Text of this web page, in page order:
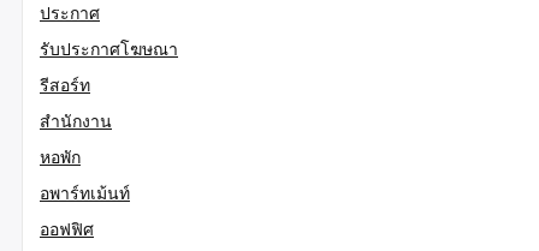
ประกาศ
รับประกาศโฆษณา
รีสอร์ท
สำนักงาน
หอพัก
อพาร์ทเม้นท์
ออฟฟิศ